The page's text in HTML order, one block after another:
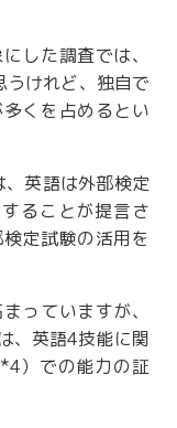
した調査では、
けれど、独自で
くを占めるとい
英語は外部検定
ることが提言さ
定試験の活用を
っていますが、
、英語4技能に関
）での能力の証